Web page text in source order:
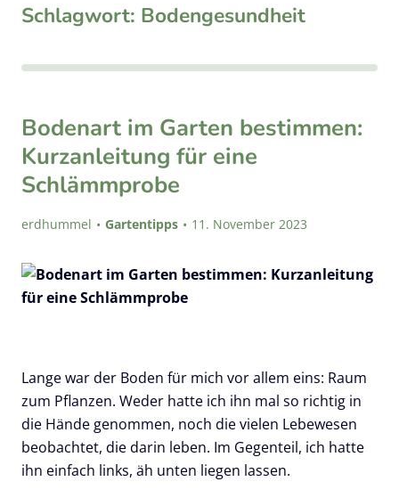
Schlagwort: Bodengesundheit
Bodenart im Garten bestimmen:
Kurzanleitung für eine
Schlämmprobe
erdhummel Gartentipps 11. November 2023
Lange war der Boden für mich vor allem eins: Raum
zum Pflanzen. Weder hatte ich ihn mal so richtig in
die Hände genommen, noch die vielen Lebewesen
beobachtet, die darin leben. Im Gegenteil, ich hatte
ihn einfach links, äh unten liegen lassen.